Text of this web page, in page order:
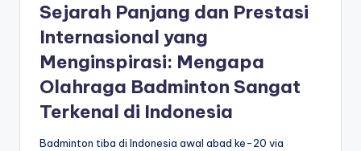
Sejarah Panjang dan Prestasi
Internasional yang
Menginspirasi: Mengapa
Olahraga Badminton Sangat
Terkenal di Indonesia
Badminton tiba di Indonesia awal abad ke-20 via